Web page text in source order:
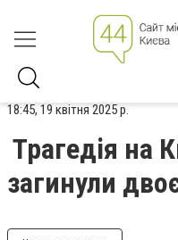
18:45, 19 квітня 2025 р.
Трагедія на
загинули